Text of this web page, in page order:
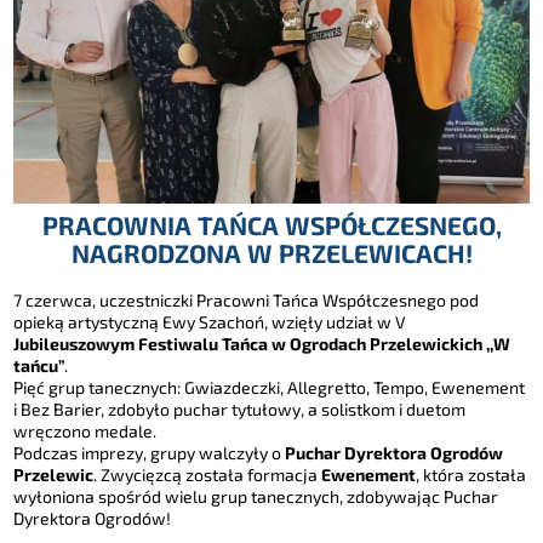
PRACOWNIA TAŃCA WSPÓŁCZESNEGO,
NAGRODZONA W PRZELEWICACH!
7 czerwca, uczestniczki Pracowni Tańca Współczesnego pod
opieką artystyczną Ewy Szachoń, wzięły udział w V
Jubileuszowym Festiwalu Tańca w Ogrodach Przelewickich ,,W
tańcu”.
Pięć grup tanecznych: Gwiazdeczki, Allegretto, Tempo, Ewenement
i Bez Barier, zdobyło puchar tytułowy, a solistkom i duetom
wręczono medale.
Podczas imprezy, grupy walczyły o Puchar Dyrektora Ogrodów
Przelewic. Zwycięzcą została formacjaEwenement, która została
wyłoniona spośród wielu grup tanecznych, zdobywając Puchar
Dyrektora Ogrodów!